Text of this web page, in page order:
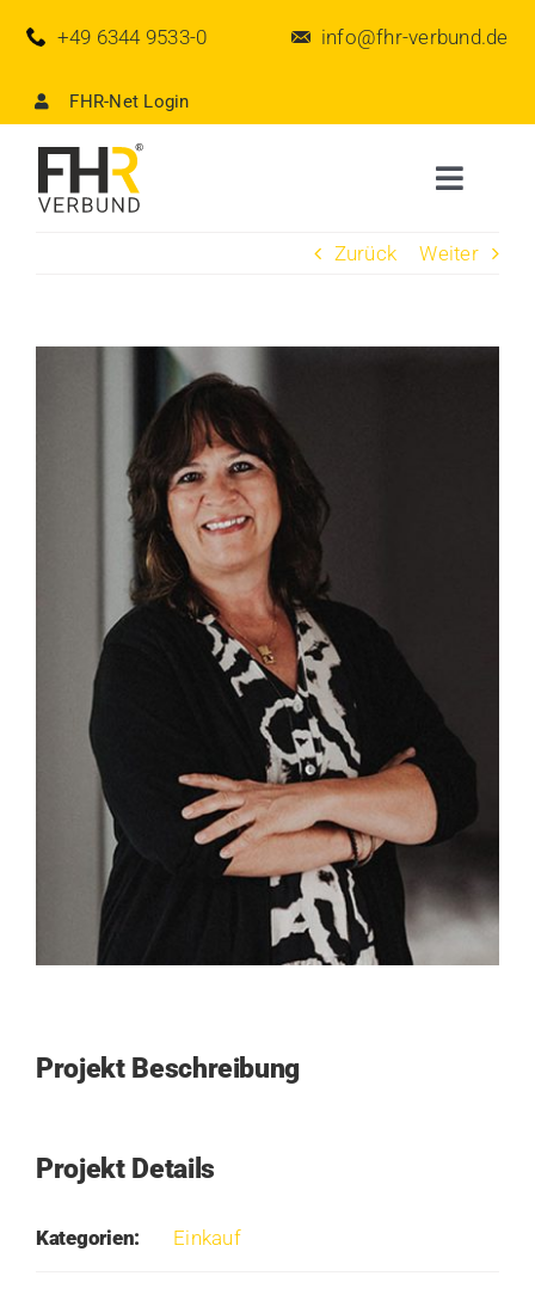
Inhalt
+49 6344 9533-0 info@fhr-verbund.de
FHR-Net Login
Toggle
Aktuelles
FHR-Partner werden
Zurück Weiter
Projekt Beschreibung
Projekt Details
Kategorien: Einkauf